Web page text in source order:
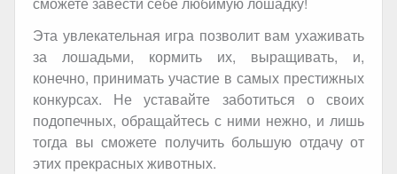
Эта увлекательная игра позволит вам ухаживать
за лошадьми, кормить их, выращивать, и,
конечно, принимать участие в самых престижных
конкурсах. Не уставайте заботиться о своих
подопечных, обращайтесь с ними нежно, и лишь
тогда вы сможете получить большую отдачу от
этих прекрасных животных.